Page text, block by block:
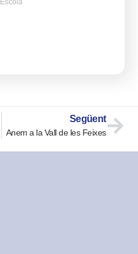
Següent
Anem a la Vall de les Feixes